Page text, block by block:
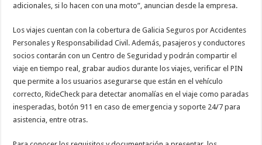
adicionales, si lo hacen con una moto”, anuncian desde la empresa.
Los viajes cuentan con la cobertura de Galicia Seguros por Accidentes
Personales y Responsabilidad Civil. Además, pasajeros y conductores
socios contarán con un Centro de Seguridad y podrán compartir el
viaje en tiempo real, grabar audios durante los viajes, verificar el PIN
que permite a los usuarios asegurarse que están en el vehículo
correcto, RideCheck para detectar anomalías en el viaje como paradas
inesperadas, botón 911 en caso de emergencia y soporte 24/7 para
asistencia, entre otras.